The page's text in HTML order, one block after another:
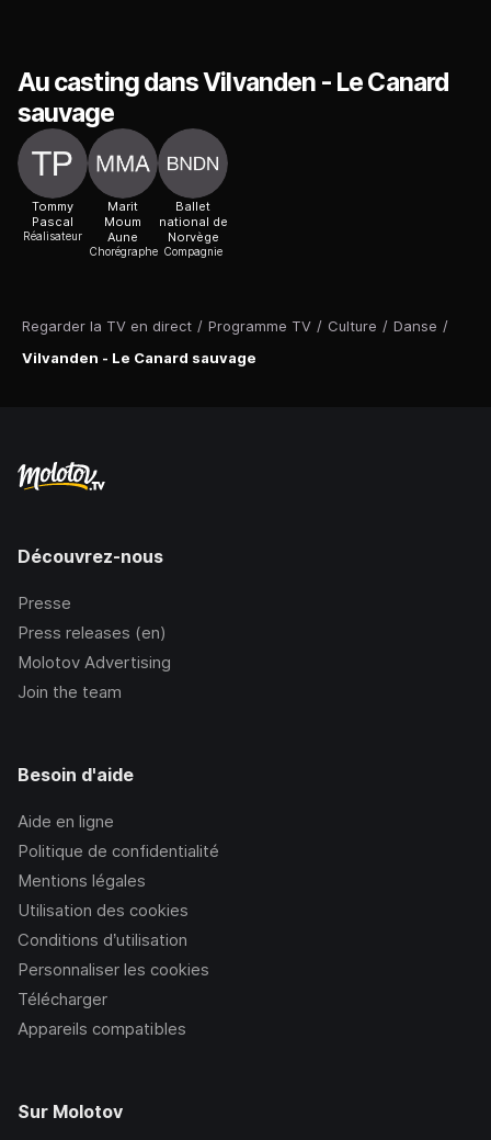
Regarder la TV en direct / Programme TV / Culture / Danse /
Vilvanden - Le Canard sauvage
Au casting dans Vilvanden - Le Canard
sauvage
Tommy
Pascal
Réalisateur
Marit
Moum
Aune
Chorégraphe
Ballet
national de
Norvège
Compagnie
Découvrez-nous
Presse
Press releases (en)
Molotov Advertising
Join the team
Besoin d'aide
Aide en ligne
Politique de confidentialité
Mentions légales
Utilisation des cookies
Conditions d’utilisation
Personnaliser les cookies
Télécharger
Appareils compatibles
Sur Molotov